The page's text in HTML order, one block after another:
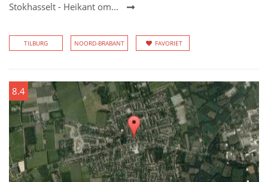
Stokhasselt - Heikant om...
TILBURG NOORD-BRABANT FAVORIET
8.4